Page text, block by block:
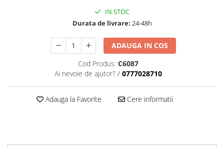
IN STOC
Durata de livrare: 24-48h
ADAUGA IN COS
Cod Produs: C6087
Ai nevoie de ajutor? / 0777028710
Adauga la Favorite Cere informatii